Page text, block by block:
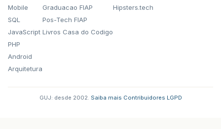
Mobile
SQL
JavaScript
PHP
Android
Arquitetura
Graduacao FIAP
Pos-Tech FIAP
Livros Casa do Codigo
Hipsters.tech
GUJ: desde 2002. Saiba mais Contribuidores LGPD